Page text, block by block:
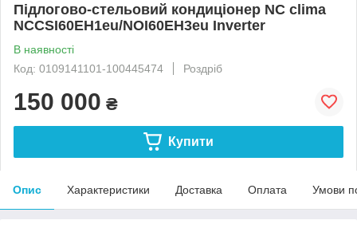
Підлогово-стельовий кондиціонер NC clima
NCCSI60EH1eu/NOI60EH3eu Inverter
В наявності
Код: 0109141101-100445474
Роздріб
150 000 ₴
Купити
Опис Характеристики Доставка Оплата Умови